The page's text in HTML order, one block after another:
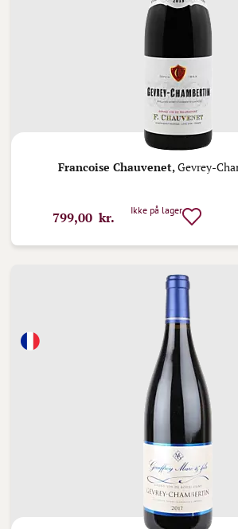
Francoise Chauvenet, Gevrey-
799,00 kr. Ikke på lager